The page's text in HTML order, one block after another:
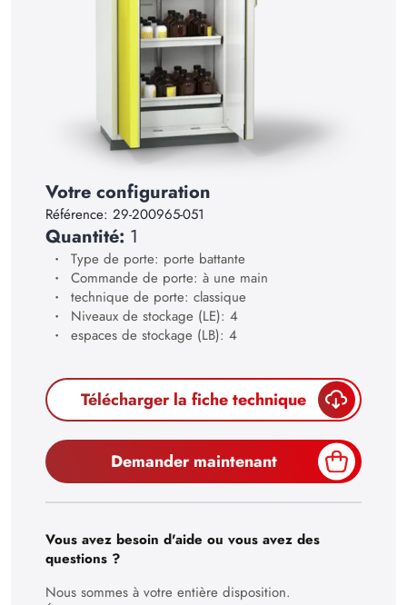
23
24
25
29
30
Votre configuration
Référence: 29-200965-051
Quantité: 1
Type de porte: porte battante
Commande de porte: à une main
technique de porte: classique
Niveaux de stockage (LE): 4
espaces de stockage (LB): 4
Télécharger la fiche technique
Demander maintenant
Vous avez besoin d'aide ou vous avez des
questions ?
Nous sommes à votre entière disposition.